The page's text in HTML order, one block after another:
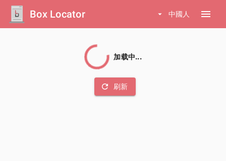
Box Locator arrow_drop_down 中國人 menu
加载中...
refresh 刷新